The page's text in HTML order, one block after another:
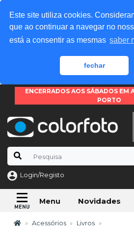
Este site utiliza cookies.
que ao continuar a navegar no
está a consentir as mesmas saber
fechar
ENCERRADOS AOS SÁBADOS EM
PORTO
Login/Registo
Menu Novidades
Acessórios Livros